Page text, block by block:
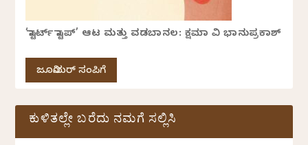
‘ಸ್ಟಾರ್ಟ್ ಸ್ಟಾಪ್’ ಆಟ ಮತ್ತು ವಡಬಾನಲ: ಕ್ಷಮಾ ವಿ ಭಾನುಪ್ರಕಾಶ್
ಜೂನಿಯರ್ ಸಂಪಿಗೆ
ಕುಳಿತಲ್ಲೇ ಬರೆದು ನಮಗೆ ಸಲ್ಲಿಸಿ